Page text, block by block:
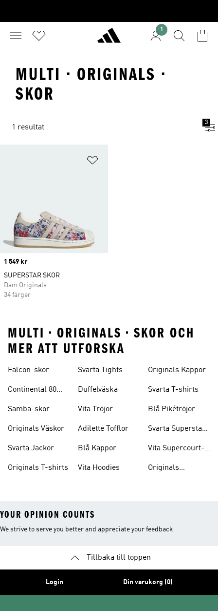
1
MULTI · ORIGINALS ·
SKOR
1 resultat
3
Price
1 549 kr
SUPERSTAR SKOR
Dam Originals
34 färger
MULTI • ORIGINALS • SKOR OCH
MER ATT UTFORSKA
Falcon-skor
Continental 80
Samba-skor
Originals Väskor
Svarta Jackor
Originals T-shirts
Svarta Tights
Duffelväska
Vita Tröjor
Adilette Tofflor
Blå Kappor
Vita Hoodies
Originals Kappor
Svarta T-shirts
Blå Pikétröjor
Svarta Superstar-
Vita Supercourt-
Originals
YOUR OPINION COUNTS
We strive to serve you better and appreciate your feedback
Tillbaka till toppen
Login Din varukorg (0)